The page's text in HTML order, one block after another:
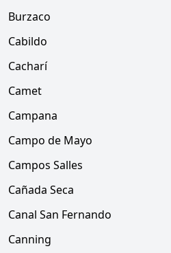
Burzaco
Cabildo
Cacharí
Camet
Campana
Campo de Mayo
Campos Salles
Cañada Seca
Canal San Fernando
Canning